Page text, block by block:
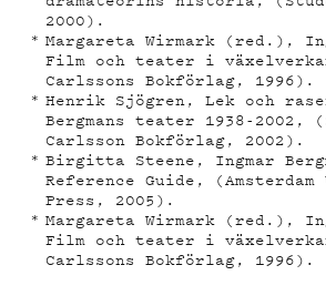
2000).
Margareta Wirmark (red.),
Film och teater i
Carlssons Bokförlag, 1996).
Henrik Sjögren, Lek och
Bergmans teater 1938-2002,
Carlsson Bokförlag, 2002).
Birgitta Steene, Ingmar
Reference Guide,
Press, 2005).
Margareta Wirmark (red.),
Film och teater i
Carlssons Bokförlag, 1996).